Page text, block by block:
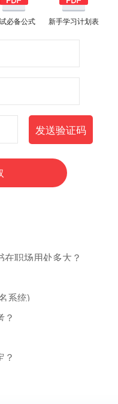
必备公式 新手学习计划表
在职场用处多大？
系统)
？
？